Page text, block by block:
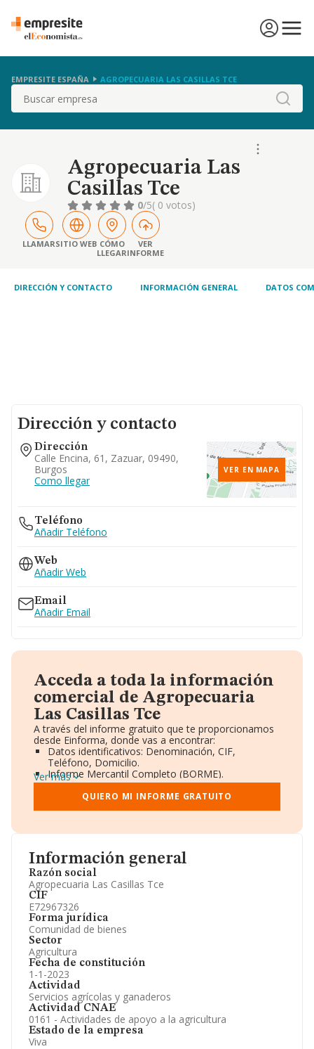
EMPRESITE ESPAÑA AGROPECUARIA LAS CASILLAS TCE
Buscar
Agropecuaria Las
Casillas Tce
0/5( 0 votos)
LLAMARSITIO WEB CÓMO
LLEGAR
VER
INFORME
DIRECCIÓN Y CONTACTO INFORMACIÓN GENERAL DATOS
Información general
Razón social
Agropecuaria Las Casillas Tce
CIF
E72967326
Forma jurídica
Comunidad de bienes
Sector
Agricultura
Fecha de constitución
1-1-2023
Actividad
Servicios agrícolas y ganaderos
Actividad CNAE
0161 - Actividades de apoyo a la agricultura
Estado de la empresa
Viva
Dirección y contacto
Dirección
Calle Encina, 61, Zazuar, 09490,
Burgos
Como llegar
VER EN MAPA
Teléfono
Añadir Teléfono
Web
Añadir Web
Email
Añadir Email
Acceda a toda la información
comercial de Agropecuaria
Las Casillas Tce
A través del informe gratuito que te proporcionamos
desde Einforma, donde vas a encontrar:
Datos identificativos: Denominación, CIF,
Teléfono, Domicilio.
Informe Mercantil Completo (BORME).
Gráficos de Evolución Ventas y Empleados.
Consejo de Administración y Administradores.
Directivos y Ejecutivos.
Información oficial y registral complementaria.
Ver más
QUIERO MI INFORME GRATUITO